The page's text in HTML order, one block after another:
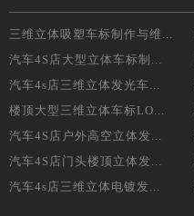
三维立体吸塑车标制作与维...
汽车4S店大型立体车标制...
汽车4s店三维立体发光车...
楼顶大型三维立体车标LO...
汽车4S店户外高空立体发...
汽车4S店门头楼顶立体发...
汽车4s店三维立体电镀发...